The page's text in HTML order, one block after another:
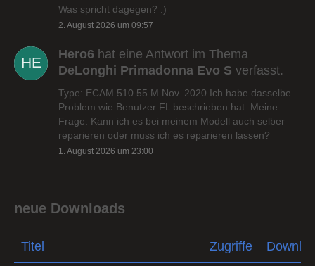
Was spricht dagegen? :)
2. August 2026 um 09:57
Hero6 hat eine Antwort im Thema
DeLonghi Primadonna Evo S verfasst.
Type: ECAM 510.55.M Nov. 2020 Ich habe dasselbe
Problem wie Benutzer FL beschrieben hat. Meine
Frage: Kann ich es bei meinem Modell auch selber
reparieren oder muss ich es reparieren lassen?
1. August 2026 um 23:00
neue Downloads
Titel Zugriffe